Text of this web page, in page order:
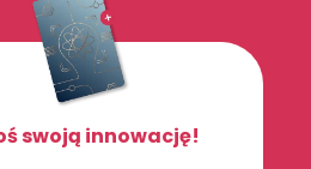
swoją innowację!